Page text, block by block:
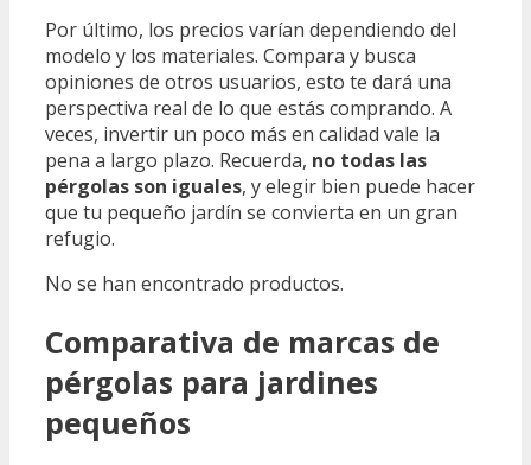
Por último, los precios varían dependiendo del
modelo y los materiales. Compara y busca
opiniones de otros usuarios, esto te dará una
perspectiva real de lo que estás comprando. A
veces, invertir un poco más en calidad vale la
pena a largo plazo. Recuerda, no todas las
pérgolas son iguales, y elegir bien puede hacer
que tu pequeño jardín se convierta en un gran
refugio.
No se han encontrado productos.
Comparativa de marcas de
pérgolas para jardines
pequeños